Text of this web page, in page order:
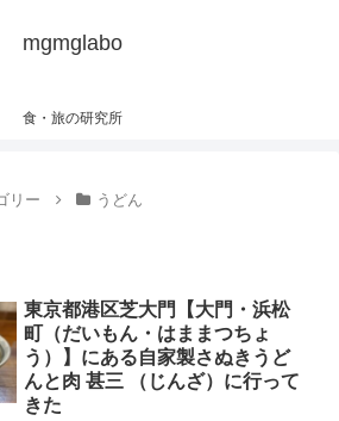
mgmglabo
食・旅の研究所
リー うどん
東京都港区芝大門【大門・浜松
町（だいもん・はままつちょ
う）】にある自家製さぬきうど
んと肉 甚三 （じんざ）に行って
きた